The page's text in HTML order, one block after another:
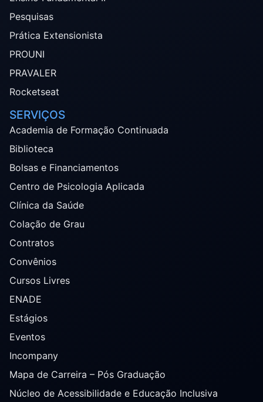
Pesquisas
Prática Extensionista
PROUNI
PRAVALER
Rocketseat
SERVIÇOS
Academia de Formação Continuada
Biblioteca
Bolsas e Financiamentos
Centro de Psicologia Aplicada
Clínica da Saúde
Colação de Grau
Contratos
Convênios
Cursos Livres
ENADE
Estágios
Eventos
Incompany
Mapa de Carreira – Pós Graduação
Núcleo de Acessibilidade e Educação Inclusiva